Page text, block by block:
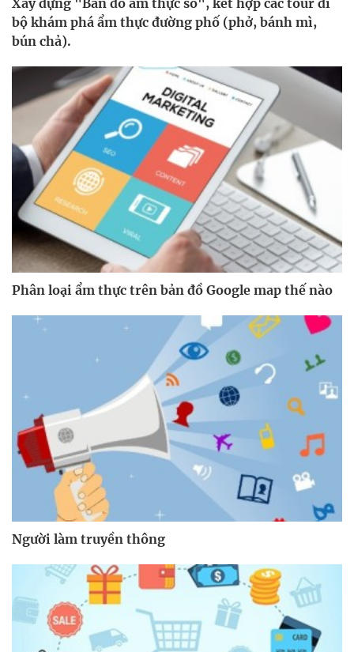
bộ khám phá ẩm thực đường phố (phở, bánh mì,
bún chả).
Phân loại ẩm thực trên bản đồ Google map thế nào
Người làm truyền thông